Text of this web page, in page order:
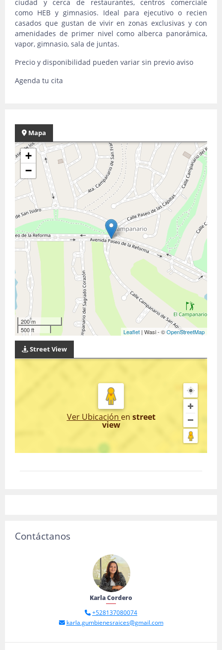
ciudad y cerca de restaurantes, centros comerciale
como HEB y gimnasios. Ideal para ejecutivo o recien
casados que gustan de vivir en zonas exclusivas y con
amenidades de primer nivel como alberca panorámica,
vapor, gimnasio, sala de juntas.
Precio y disponibilidad pueden variar sin previo aviso
Agenda tu cita
Mapa
+
−
200 m
500 ft
Leaflet | Wasi - ©OpenStreetMap
Street View
Ver Ubicación en street
view
Contáctanos
Karla Cordero
+528137080074
karla.gumbienesraices@gmail.com